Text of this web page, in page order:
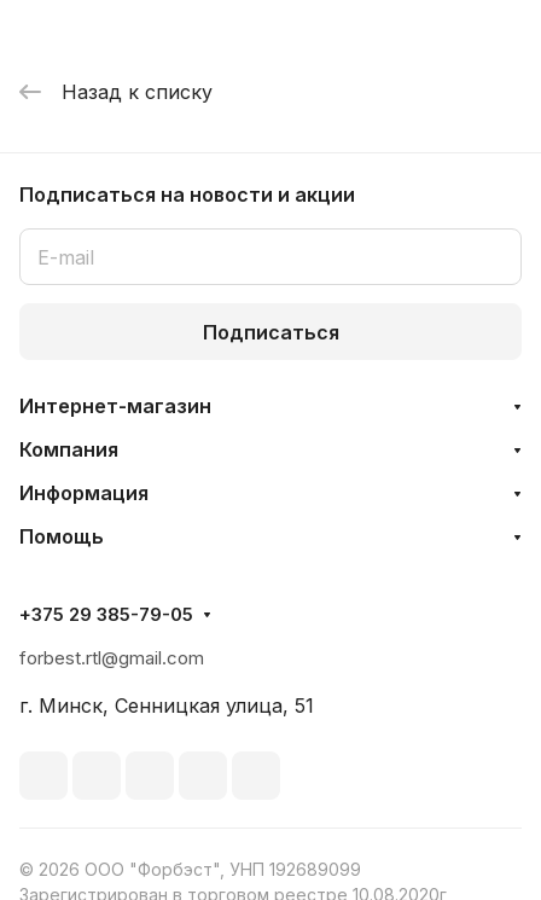
Назад к списку
Подписаться на новости и акции
Подписаться
Интернет-магазин
Компания
Информация
Помощь
+375 29 385-79-05
forbest.rtl@gmail.com
г. Минск, Сенницкая улица, 51
© 2026 ООО "Форбэст", УНП 192689099
Зарегистрирован в торговом реестре 10.08.2020г